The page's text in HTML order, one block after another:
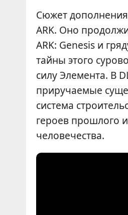
Сюжет
ARK. Оно
ARK: Genesis и
тайны этого
силу Элемента. В
приручаемые
система
героев прошлого
человечества.